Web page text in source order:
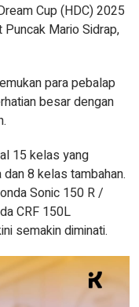
Cup (HDC) 2025
Mario Sidrap,
para pebalap
besar dengan
15 kelas yang
8 kelas tambahan.
Sonic 150 R /
CRF 150L
semakin diminati.